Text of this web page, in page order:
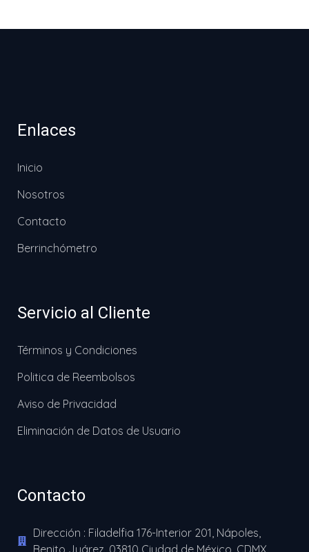
Enlaces
Inicio
Nosotros
Contacto
Berrinchómetro
Servicio al Cliente
Términos y Condiciones
Politica de Reembolsos
Aviso de Privacidad
Eliminación de Datos de Usuario
Contacto
Dirección : Filadelfia 176-Interior 201, Nápoles,
Benito Juárez, 03810 Ciudad de México, CDMX